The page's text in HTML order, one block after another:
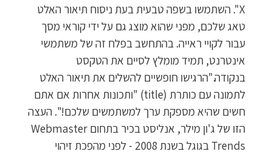
X". השתמשו בשפה טבעית בעת ניסוח תיאור האלט
טאג שלכם, מפני שהוא מוצג גם על ידי קוראי מסך
עבור לקויי ראייה. בהתחשב בפלח זה של משתמשי
אינטרנט, תמיד מומלץ לסיים את הטקסט
בנקודה."הרגישו חופשיים להשלים את תיאור האלט
לתמונה עם כותרת (title) "ותכונות אחרות אם אתם
חשים שהיא מספקת ערך למשתמשים שלכם!". העצה
הזו של ג'ון מילר, אנליסט בכיר בתחום Webmaster
Trends בגוגל בשנת 2008 - לפני מהפכת זיהוי